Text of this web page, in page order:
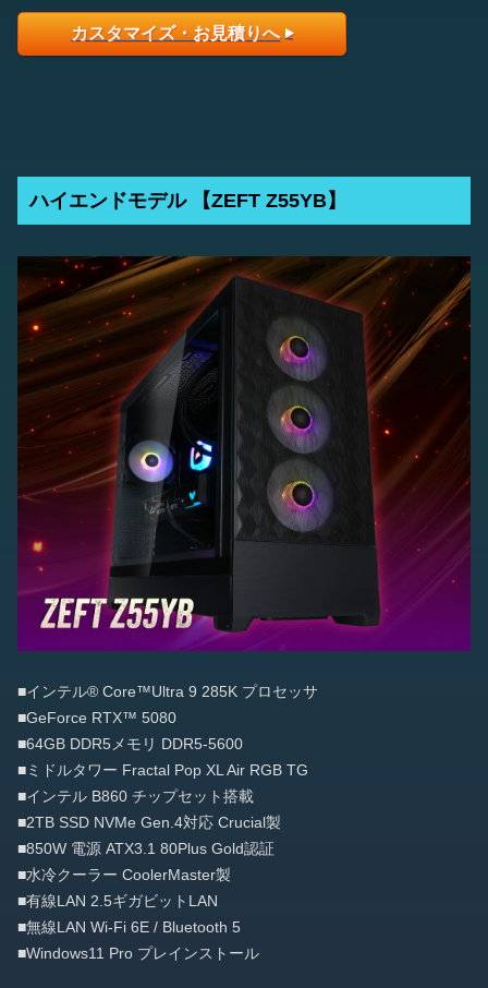
カスタマイズ・お見積りへ
ハイエンドモデル 【ZEFT Z55YB】
■インテル® Core™Ultra 9 285K プロセッサ
■GeForce RTX™ 5080
■64GB DDR5メモリ DDR5-5600
■ミドルタワー Fractal Pop XL Air RGB TG
■インテル B860 チップセット搭載
■2TB SSD NVMe Gen.4対応 Crucial製
■850W 電源 ATX3.1 80Plus Gold認証
■水冷クーラー CoolerMaster製
■有線LAN 2.5ギガビットLAN
■無線LAN Wi-Fi 6E / Bluetooth 5
■Windows11 Pro プレインストール